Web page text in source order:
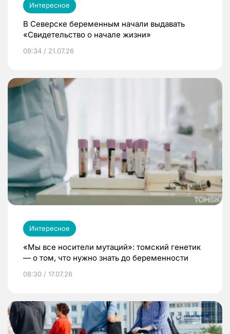
Интересное
В Северске беременным начали выдавать
«Свидетельство о начале жизни»
09:34 / 21.07.26
Интересное
«Мы все носители мутаций»: томский генетик
— о том, что нужно знать до беременности
08:30 / 17.07.26